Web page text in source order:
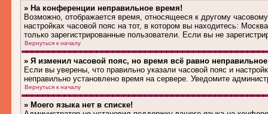
» На конференции неправильное время!
Возможно, отображается время, относящееся к другому
настройках часовой пояс на тот, в котором вы находитесь:
только зарегистрированные пользователи. Если вы не
Вернуться к началу
» Я изменил часовой пояс, но время всё равно
Если вы уверены, что правильно указали часовой пояс и
неправильно установлено время на сервере. Уведомите
Вернуться к началу
» Моего языка нет в списке!